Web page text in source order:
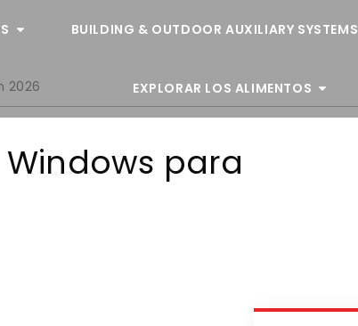
BUILDING & OUTDOOR AUXILIARY SYSTEMS
EXPLORAR LOS ALIMENTOS
2026
para